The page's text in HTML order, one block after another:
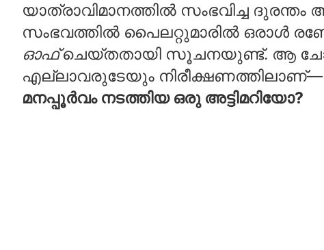
യാത്രാവിമാനത്തിൽ സംഭവിച്ച
സംഭവത്തിൽ പൈലറ്റുമാരിൽ ഒരാൾ
ഓഫ്ചെയ്‌തതായി സൂചനയുണ്ട്. ആ
എല്ലാവരുടേയും നിരീക്ഷണത്തിലാണ്—
മനപ്പൂർവം നടത്തിയ ഒരു അട്ടിമറിയോ?